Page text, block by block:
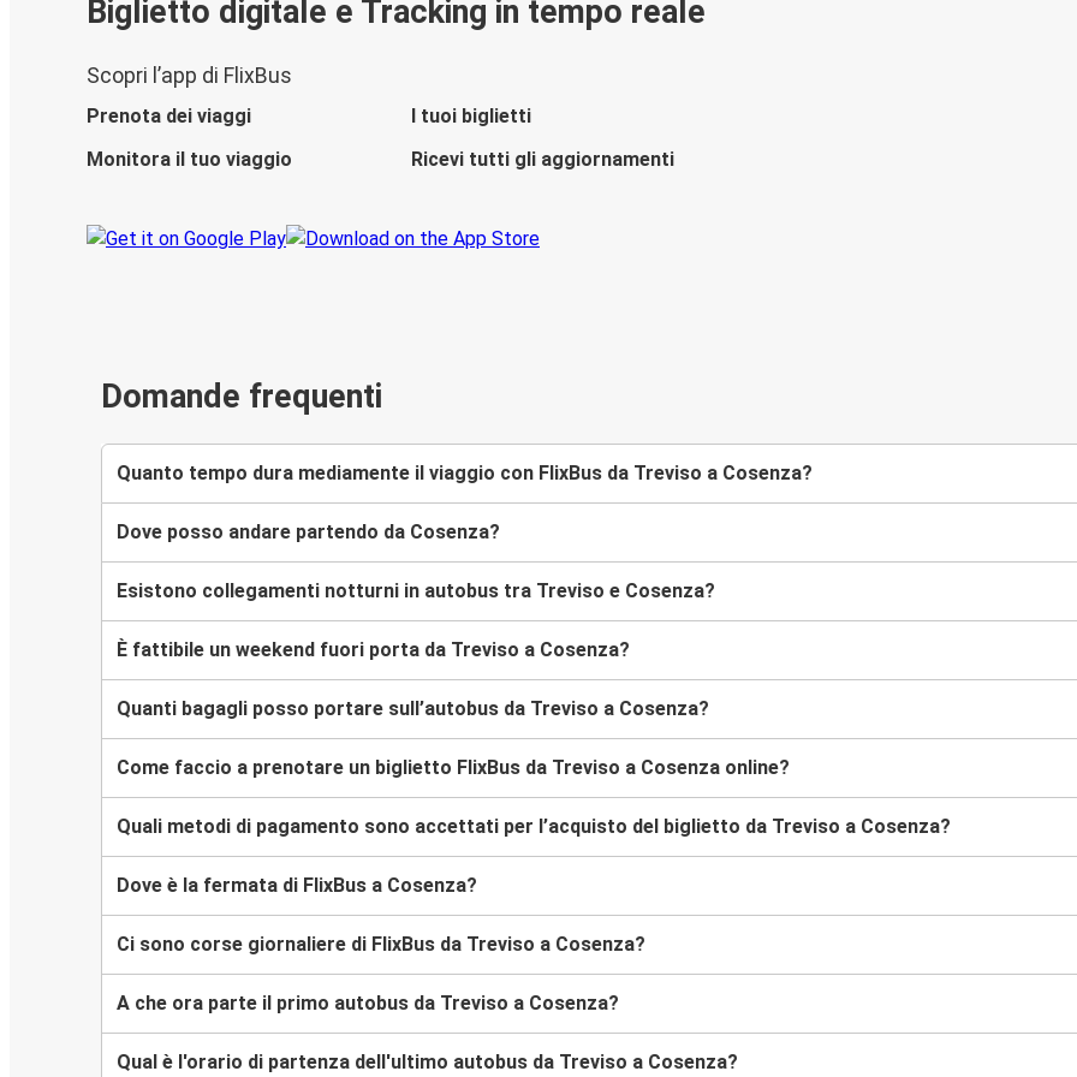
Biglietto digitale e Tracking in tempo reale
Scopri l’app di FlixBus
Prenota dei viaggi
I tuoi biglietti
Monitora il tuo viaggio
Ricevi tutti gli aggiornamenti
Domande frequenti
Quanto tempo dura mediamente il viaggio con FlixBus da Treviso a Cosenza?
Dove posso andare partendo da Cosenza?
Esistono collegamenti notturni in autobus tra Treviso e Cosenza?
È fattibile un weekend fuori porta da Treviso a Cosenza?
Quanti bagagli posso portare sull’autobus da Treviso a Cosenza?
Come faccio a prenotare un biglietto FlixBus da Treviso a Cosenza online?
Quali metodi di pagamento sono accettati per l’acquisto del biglietto da Treviso a Cosenza?
Dove è la fermata di FlixBus a Cosenza?
Ci sono corse giornaliere di FlixBus da Treviso a Cosenza?
A che ora parte il primo autobus da Treviso a Cosenza?
Qual è l'orario di partenza dell'ultimo autobus da Treviso a Cosenza?